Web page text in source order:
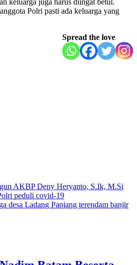
Polri pasti ada keluarga yang
Spread the love
AKBP Deny Heryanto, S.Ik, M.Si
peduli covid-19
desa Ladang Panjang terendam banjir